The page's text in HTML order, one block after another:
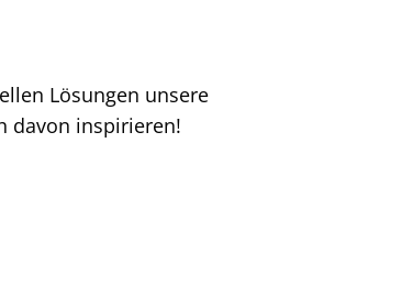
Lösungen unsere
davon inspirieren!